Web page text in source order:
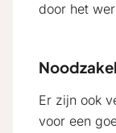
door het
Er zijn ook
voor een